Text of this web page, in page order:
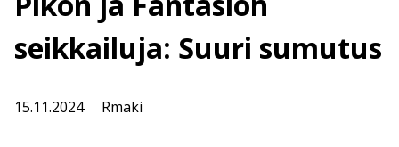
seikkailuja: Suuri sumutus
15.11.2024 Rmaki